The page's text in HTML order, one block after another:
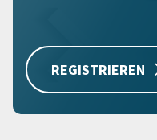
REGISTRIEREN